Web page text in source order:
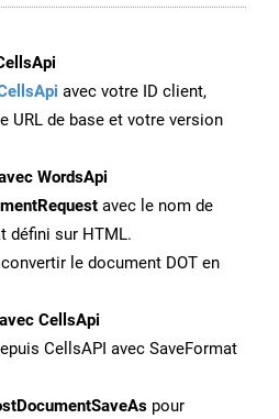
avec votre ID client,
URL de base et votre version
WordsApi
avec le nom de
défini sur HTML.
le document DOT en
CellsApi
CellsAPI avec SaveFormat
pour